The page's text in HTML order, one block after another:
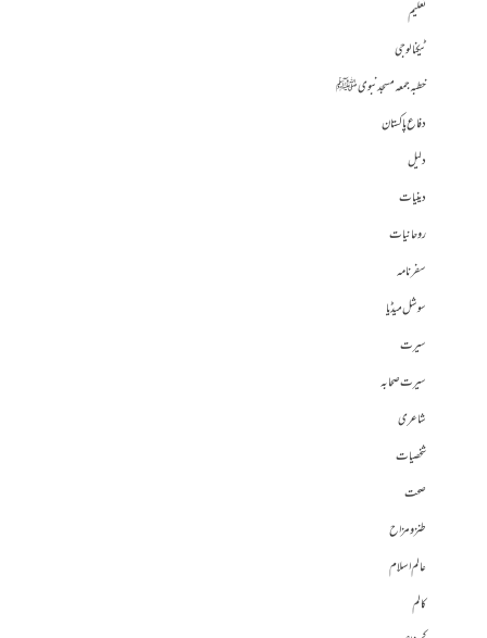
تعلیم
ٹیکنالوجی
خطبہ جمعہ مسجد نبوی ﷺ
دفاع پاکستان
دلیل
دینیات
روحانیات
سفرنامہ
سوشل میڈیا
سیرت
سیرت صحابہ
شاعری
شخصیات
صحت
طنز و مزاح
عالم اسلام
کالم